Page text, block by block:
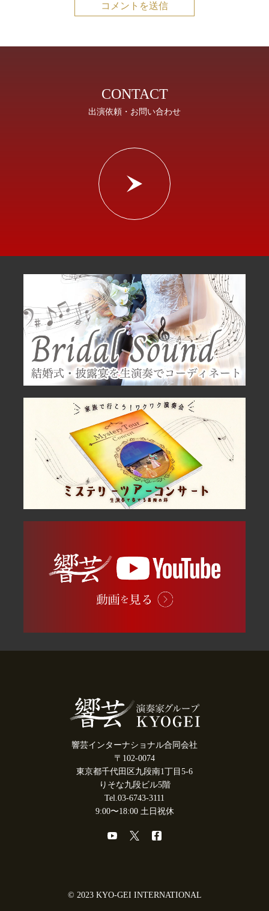
CONTACT
出演依頼・お問い合わせ
響芸インターナショナル合同会社
〒102-0074
東京都千代田区九段南1丁目5-6
りそな九段ビル5階
Tel.03-6743-3111
9:00〜18:00 土日祝休
© 2023 KYO-GEI INTERNATIONAL